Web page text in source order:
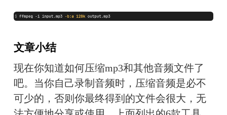
文章小结
现在你知道如何压缩mp3和其他音频文件了
吧。当你自己录制音频时，压缩音频是必不
可少的，否则你最终得到的文件会很大，无